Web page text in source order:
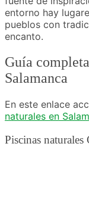
entorno hay
pueblos con
encanto.
Guía
Salamanca
En este enlace
naturales en
Piscinas